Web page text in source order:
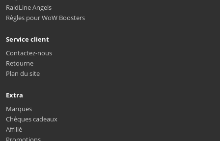
RaidLine Angels
Règles pour WoW Boosters
Service client
Contactez-nous
Retourne
Plan du site
Extra
Marques
Chèques cadeaux
Affilié